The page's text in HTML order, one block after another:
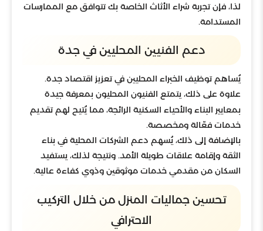
لذا، فإن تجربة شراء الأثاث الخاصة بك تتوافق مع الممارسات
المستدامة.
دعم الفنيين المحليين في جدة
يُساهم توظيف الخبراء المحليين في تعزيز اقتصاد جدة.
علاوة على ذلك، يتمتع الفنيون المحليون بمعرفة جيدة
بمعايير البناء والأحياء السكنية الرائجة، مما يُتيح لهم تقديم
خدمات فعّالة ومخصصة.
بالإضافة إلى ذلك، يُسهم دعم الشركات المحلية في بناء
الثقة وإقامة علاقات طويلة الأمد. ونتيجة لذلك، يستفيد
السكان من مقدمي خدمات موثوقين وذوي كفاءة عالية.
تحسين جماليات المنزل من خلال التركيب
الاحترافي